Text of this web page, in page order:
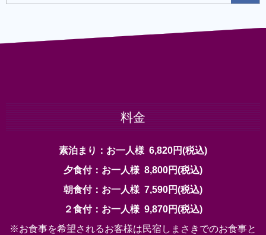
料金
素泊まり：お一人様 6,820円(税込)
夕食付：お一人様 8,800円(税込)
朝食付：お一人様 7,590円(税込)
２食付：お一人様 9,870円(税込)
※お食事を希望されるお客様は民宿しまさきでのお食事と